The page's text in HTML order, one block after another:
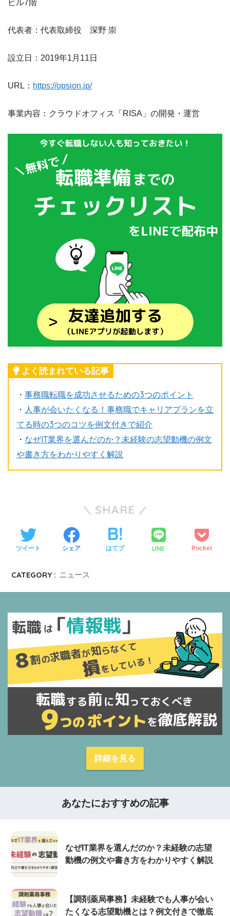
ビル7階
代表者：代表取締役 深野 崇
設立日：2019年1月11日
URL： https://opsion.jp/
事業内容：クラウドオフィス「RISA」の開発・運営
よく読まれている記事
・ 事務職転職を成功させるための3つのポイント
・ 人事が会いたくなる！事務職でキャリアプランを立
てる時の3つのコツを例文付きで紹介
・ なぜIT業界を選んだのか？未経験の志望動機の例文
や書き方をわかりやすく解説
SHARE
ツイート シェア はてブ LINE Pocket
CATEGORY : ニュース
詳細を見る
あなたにおすすめの記事
なぜIT業界を選んだのか？未経験の志望
動機の例文や書き方をわかりやすく解説
【調剤薬局事務】未経験でも人事が会い
たくなる志望動機とは？例文付きで徹底